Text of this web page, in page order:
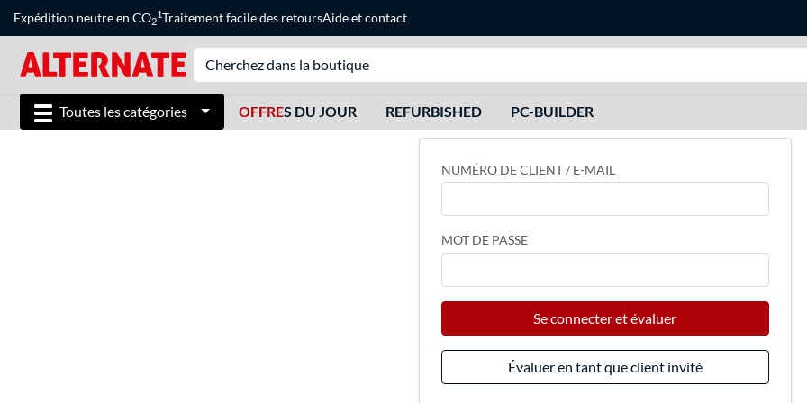
Expédition neutre en CO2
1Traitement facile des retoursAideetcontact
Toutes les catégories OFFRES DU JOUR REFURBISHED PC-BUILDER
NUMÉRO DE CLIENT / E-MAIL
MOT DE PASSE
Se connecter et évaluer
Évaluer en tant que client invité